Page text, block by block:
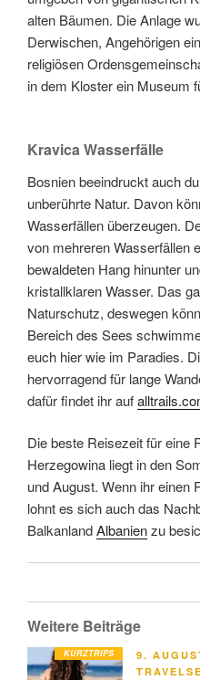
alten Bäumen. Die Anlage
Derwischen, Angehörigen
religiösen
in dem Kloster ein Museum
Kravica Wasserfälle
Bosnien beeindruckt auch
unberührte Natur. Davon
Wasserfällen überzeugen.
von mehreren Wasserfällen
bewaldeten Hang hinunter
kristallklaren Wasser. Das
Naturschutz, deswegen
Bereich des Sees
euch hier wie im Paradies.
hervorragend für lange
dafür findet ihr auf
Die beste Reisezeit für eine
Herzegowina liegt in den
und August. Wenn ihr einen
lohnt es sich auch das
BalkanlandAlbanienzu
Weitere Beiträge
KURZTRIPS
AM
9.